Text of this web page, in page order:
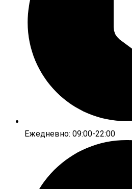
Ежедневно: 09:00-22:00